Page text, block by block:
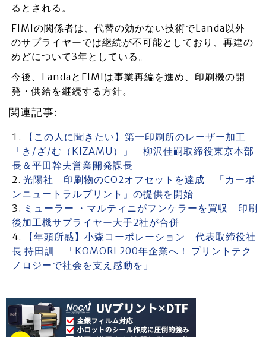
るとされる。
FIMIの関係者は、代替の効かない技術でLanda以外
のサプライヤーでは継続が不可能としており、再建の
めどについて3年としている。
今後、LandaとFIMIは事業再編を進め、印刷機の開
発・供給を継続する方針。
関連記事:
【この人に聞きたい】第一印刷所のレーザー加工
「き/ざ/む（KIZAMU）」 柳沢佳嗣取締役東京本部
長＆平田幹夫営業開発課長
光陽社 印刷物のCO2オフセットを達成 「カーボ
ンニュートラルプリント」の提供を開始
ミューラー ・マルティニがフンケラーを買収 印刷
後加工機サプライヤー大手2社が合併
【年頭所感】小森コーポレーション 代表取締役社
長 持田訓 「KOMORI 200年企業へ！ プリントテク
ノロジーで社会を支え感動を」